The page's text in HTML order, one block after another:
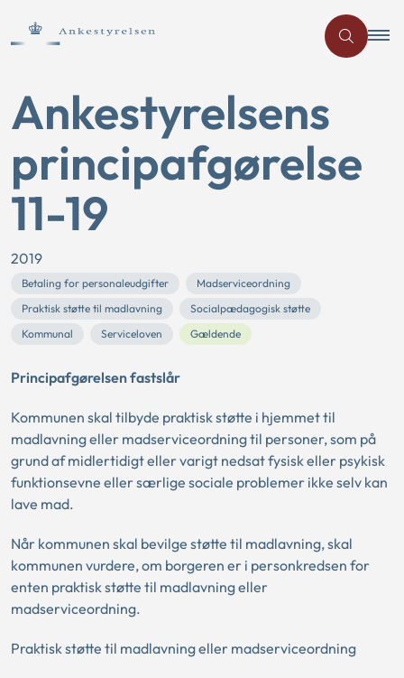
Ankestyrelsens
principafgørelse
11-19
2019
Betaling for personaleudgifter
Madserviceordning
Praktisk støtte til madlavning
Socialpædagogisk støtte
Kommunal
Serviceloven Gældende
Principafgørelsen fastslår
Kommunen skal tilbyde praktisk støtte i hjemmet til
madlavning eller madserviceordning til personer, som på
grund af midlertidigt eller varigt nedsat fysisk eller psykisk
funktionsevne eller særlige sociale problemer ikke selv kan
lave mad.
Når kommunen skal bevilge støtte til madlavning, skal
kommunen vurdere, om borgeren er i personkredsen for
enten praktisk støtte til madlavning eller
madserviceordning.
Praktisk støtte til madlavning eller madserviceordning